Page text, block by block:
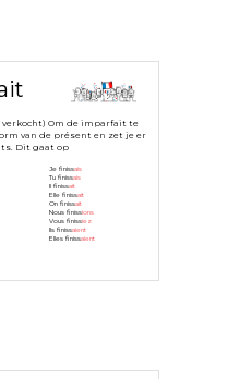
verkocht) Om de imparfait te
van de présent en zet je er
Dit gaat op
Je finissais
Tu finissais
Il finissait
Elle finissait
On finissait
Nous finissions
Vous finissiez
Ils finissaient
Elles finissaient